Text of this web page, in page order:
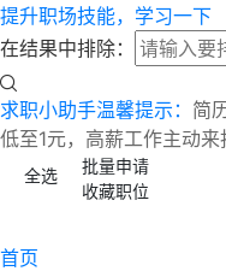
提升职场技能，学习一下
在结果中排除：
求职小助手温馨提示： 简
低至1元，高薪工作主动来
全选
批量申请
收藏职位
首页